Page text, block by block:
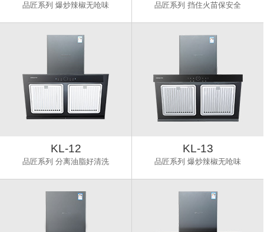
品匠系列 爆炒辣椒无呛味 品匠系列 挡住火苗保安全
KL-12
品匠系列 分离油脂好清洗
KL-13
品匠系列 爆炒辣椒无呛味